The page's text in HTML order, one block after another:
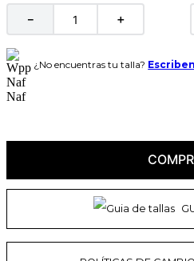
＋
－
¿No encuentras tu talla?